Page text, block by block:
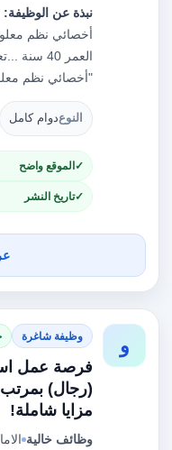
نبذة عن الوظيفة:
أخصائي نظم
العمر 40
"أخصائي نظم
النوعدوام كامل
الموقع واضح
تاريخ النشر
و وظيفة شاغرة
فرصة عمل
مزايا شاملة!
وظائف خالية